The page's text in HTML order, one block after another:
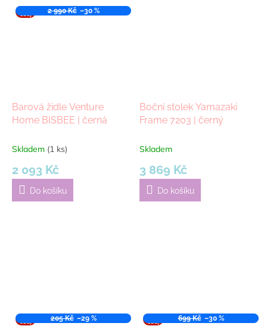
ODEJ
2 990 Kč –30 %
Barová židle Venture
Home BISBEE | černá
Skladem (1 ks)
2 093 Kč
Do košíku
Boční stolek Yamazaki
Frame 7203 | černý
Skladem
3 869 Kč
Do košíku
ODEJ
205 Kč –29 %
ODEJ
699 Kč –30 %